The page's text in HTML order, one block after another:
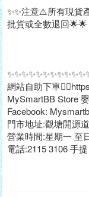
✨✨注意⚠️所有現貨
批貨或全數退回🌟🌟
網站自助下單
MySmartBB Store
Facebook:
門市地址:觀塘開源
營業時間:星期一 至
電話:2115 3106 手